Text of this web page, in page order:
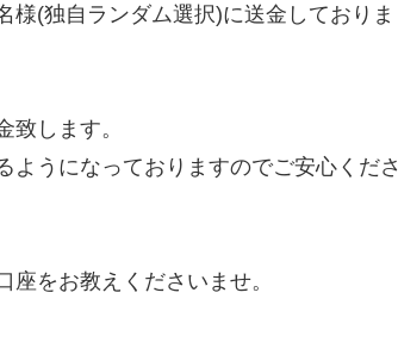
(独自ランダム選択)に送金しておりま
します。
うになっておりますのでご安心くださ
をお教えくださいませ。